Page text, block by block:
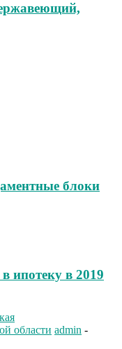
блоки
ипотеку в 2019
области admin -